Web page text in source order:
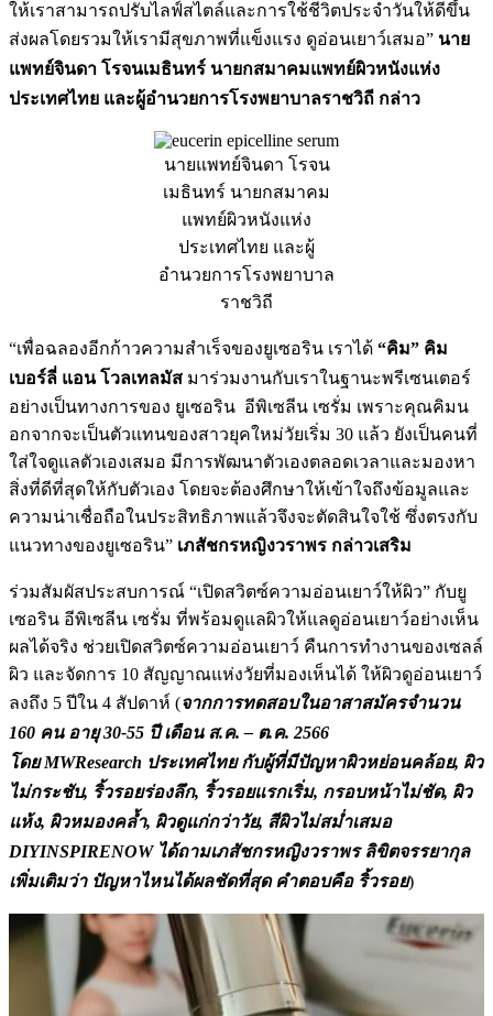
ให้เราสามารถปรับไลฟ์สไตล์และการใช้ชีวิตประจำวันให้ดีขึ้น
ส่งผลโดยรวมให้เรามีสุขภาพที่แข็งแรง ดูอ่อนเยาว์เสมอ” นาย
แพทย์จินดา โรจนเมธินทร์ นายกสมาคมแพทย์ผิวหนังแห่ง
ประเทศไทย และผู้อำนวยการโรงพยาบาลราชวิถี กล่าว
นายแพทย์จินดา โรจน
เมธินทร์ นายกสมาคม
แพทย์ผิวหนังแห่ง
ประเทศไทย และผู้
อำนวยการโรงพยาบาล
ราชวิถี
“เพื่อฉลองอีกก้าวความสำเร็จของยูเซอริน เราได้ “คิม” คิม
เบอร์ลี่ แอน โวลเทลมัส มาร่วมงานกับเราในฐานะพรีเซนเตอร์
อย่างเป็นทางการของ ยูเซอริน อีพิเซลีน เซรั่ม เพราะคุณคิมน
อกจากจะเป็นตัวแทนของสาวยุคใหม่วัยเริ่ม 30 แล้ว ยังเป็นคนที่
ใส่ใจดูแลตัวเองเสมอ มีการพัฒนาตัวเองตลอดเวลาและมองหา
สิ่งที่ดีที่สุดให้กับตัวเอง โดยจะต้องศึกษาให้เข้าใจถึงข้อมูลและ
ความน่าเชื่อถือในประสิทธิภาพแล้วจึงจะตัดสินใจใช้ ซึ่งตรงกับ
แนวทางของยูเซอริน” เภสัชกรหญิงวราพร กล่าวเสริม
ร่วมสัมผัสประสบการณ์ “เปิดสวิตซ์ความอ่อนเยาว์ให้ผิว” กับยู
เซอริน อีพิเซลีน เซรั่ม ที่พร้อมดูแลผิวให้แลดูอ่อนเยาว์อย่างเห็น
ผลได้จริง ช่วยเปิดสวิตซ์ความอ่อนเยาว์ คืนการทำงานของเซลล์
ผิว และจัดการ 10 สัญญาณแห่งวัยที่มองเห็นได้ ให้ผิวดูอ่อนเยาว์
ลงถึง 5 ปีใน 4 สัปดาห์ (จากการทดสอบในอาสาสมัครจำนวน
160 คน อายุ 30-55 ปี เดือน ส.ค. – ต.ค. 2566
โดย MWResearch ประเทศไทย กับผู้ที่มีปัญหาผิวหย่อนคล้อย, ผิว
ไม่กระชับ, ริ้วรอยร่องลึก, ริ้วรอยแรกเริ่ม, กรอบหน้าไม่ชัด, ผิว
แห้ง, ผิวหมองคล้ำ, ผิวดูแก่กว่าวัย, สีผิวไม่สม่ำเสมอ
DIYINSPIRENOW ได้ถามเภสัชกรหญิงวราพร ลิขิตจรรยากุล
เพิ่มเติมว่า ปัญหาไหนได้ผลชัดที่สุด คำตอบคือ ริ้วรอย)